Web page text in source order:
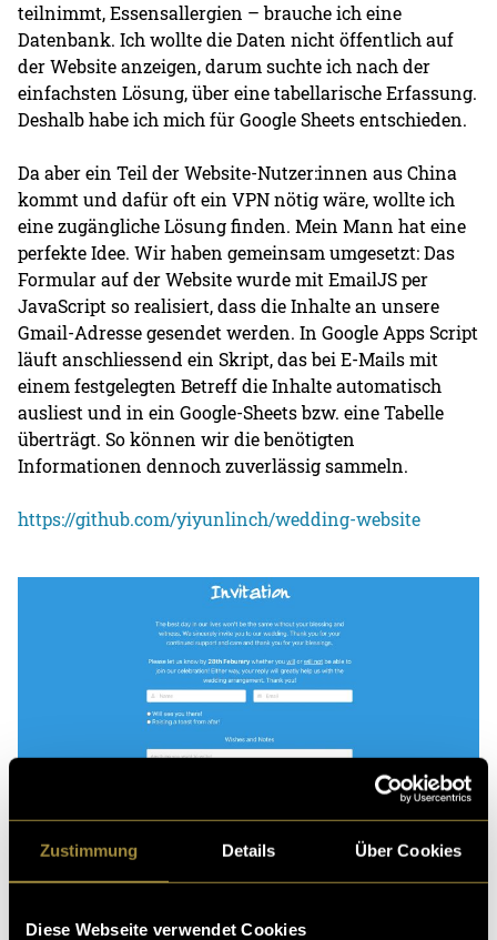
Zustimmung Details Über Cookies
Diese Webseite verwendet Cookies
teilnimmt, Essensallergien – brauche ich eine
Datenbank. Ich wollte die Daten nicht öffentlich auf
der Website anzeigen, darum suchte ich nach der
einfachsten Lösung, über eine tabellarische Erfassung.
Deshalb habe ich mich für Google Sheets entschieden.
Da aber ein Teil der Website-Nutzer:innen aus China
kommt und dafür oft ein VPN nötig wäre, wollte ich
eine zugängliche Lösung finden. Mein Mann hat eine
perfekte Idee. Wir haben gemeinsam umgesetzt: Das
Formular auf der Website wurde mit EmailJS per
JavaScript so realisiert, dass die Inhalte an unsere
Gmail-Adresse gesendet werden. In Google Apps Script
läuft anschliessend ein Skript, das bei E-Mails mit
einem festgelegten Betreff die Inhalte automatisch
ausliest und in ein Google-Sheets bzw. eine Tabelle
überträgt. So können wir die benötigten
Informationen dennoch zuverlässig sammeln.
https://github.com/yiyunlinch/wedding-website